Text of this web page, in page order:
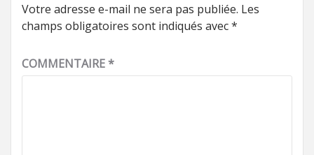
Votre adresse e-mail ne sera pas publiée. Les
champs obligatoires sont indiqués avec*
COMMENTAIRE*